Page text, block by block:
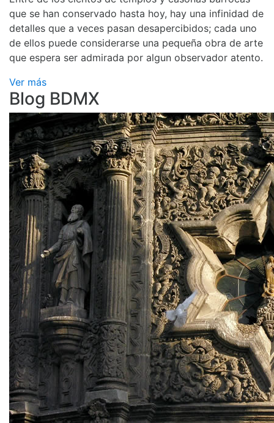
que se han conservado hasta hoy, hay una infinidad de
detalles que a veces pasan desapercibidos; cada uno
de ellos puede considerarse una pequeña obra de arte
que espera ser admirada por algun observador atento.
Ver más
Blog BDMX